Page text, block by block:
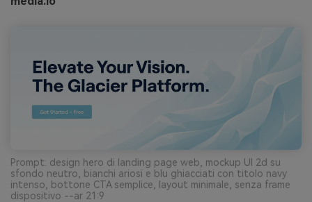
Prompt: design hero di landing page web, mockup UI 2d su
sfondo neutro, bianchi ariosi e blu ghiacciati con titolo navy
intenso, bottone CTA semplice, layout minimale, senza frame
dispositivo --ar 21:9